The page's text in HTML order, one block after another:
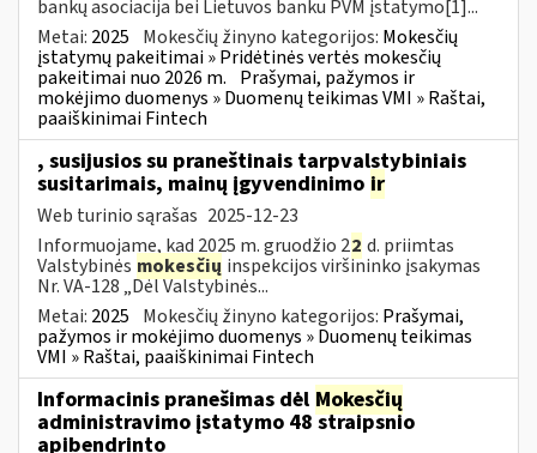
bankų asociacija bei Lietuvos banku PVM įstatymo[1]...
Metai: 2025 Mokesčių žinyno kategorijos: Mokesčių
įstatymų pakeitimai » Pridėtinės vertės mokesčių
pakeitimai nuo 2026 m. Prašymai, pažymos ir
mokėjimo duomenys » Duomenų teikimas VMI » Raštai,
paaiškinimai Fintech
, susijusios su praneštinais tarpvalstybiniais
susitarimais, mainų įgyvendinimo ir
Web turinio sąrašas 2025-12-23
Informuojame, kad 2025 m. gruodžio 22 d. priimtas
Valstybinės mokesčių inspekcijos viršininko įsakymas
Nr. VA-128 „Dėl Valstybinės...
Metai: 2025 Mokesčių žinyno kategorijos: Prašymai,
pažymos ir mokėjimo duomenys » Duomenų teikimas
VMI » Raštai, paaiškinimai Fintech
Informacinis pranešimas dėl Mokesčių
administravimo įstatymo 48 straipsnio
apibendrinto